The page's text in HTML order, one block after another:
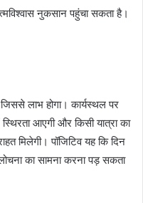
नुकसान पहुंचा सकता है।
लाभ होगा। कार्यस्थल पर
आएगी और किसी यात्रा का
मिलेगी। पॉजिटिव यह कि दिन
का सामना करना पड़ सकता